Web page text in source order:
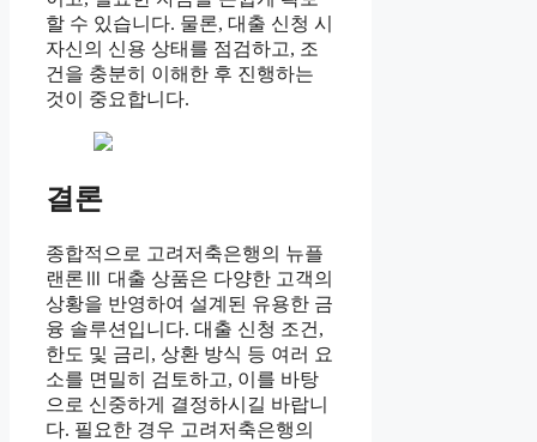
할 수 있습니다. 물론, 대출 신청 시
자신의 신용 상태를 점검하고, 조
건을 충분히 이해한 후 진행하는
것이 중요합니다.
결론
종합적으로 고려저축은행의 뉴플
랜론Ⅲ 대출 상품은 다양한 고객의
상황을 반영하여 설계된 유용한 금
융 솔루션입니다. 대출 신청 조건,
한도 및 금리, 상환 방식 등 여러 요
소를 면밀히 검토하고, 이를 바탕
으로 신중하게 결정하시길 바랍니
다. 필요한 경우 고려저축은행의